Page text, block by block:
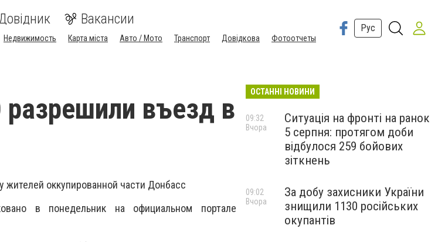
Вакансии
Недвижимость Карта міста Авто / Мото Транспорт Довідкова Фотоотчеты
Рус
въезд в
оккупированной части Донбасс
в понедельник на официальном портале
ОСТАННІ НОВИНИ
Ситуація на фронті на ранок
5 серпня: протягом доби
відбулося 259 бойових
зіткнень
09:32
Вчора
За добу захисники України
знищили 1130 російських
окупантів
09:02
Вчора